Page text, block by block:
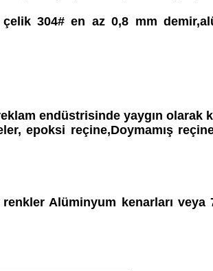
304# en az 0,8 mm
endüstrisinde yaygın olarak
epoksi reçine,Doymamış
Alüminyum kenarları veya